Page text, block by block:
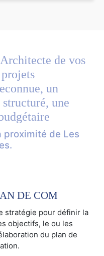
de vos
un
une
proximité de Les
DE COM
stratégie pour définir la
objectifs, le ou les
du plan de